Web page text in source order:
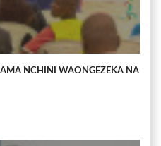
NCHINI WAONGEZEKA NA